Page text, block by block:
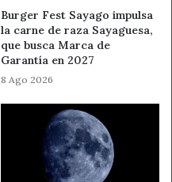
Burger Fest Sayago impulsa
la carne de raza Sayaguesa,
que busca Marca de
Garantía en 2027
8 Ago 2026